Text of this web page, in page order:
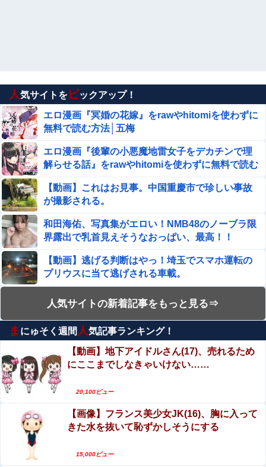
∀ﾟ)━!!!!
フリマ民「あと500円値下げ出来ませんか」ワイ「ほ～い
購入ｗ」
キャッシュレス派の人が現金のみの店に文句言ってるのっ
てどう思う？他
ジャングリア沖縄「3万円です」←ディズニー超えの強気
価格ｗｗｗ
【ウマ娘】ウマ娘とウマドッグの大きさのイメージ
【速報】北海道江別大学生殺人事件、主犯格の川口被告
(19)に無期懲役の判決←これ、妥当だと思う？？？？？？
【悲報】ワイ、軽貨物ドライバーという職業を知ってしま
う・・・・・・・・・他
【閲覧注意】村に降りてきた熊、2人を殺すも、怒り狂う
100人の村人に囲まれこうなる…（動画あり）
【画像】咲-saki-作者、ようやく『奇乳』に気付くｗｗｗ
ｗ
ジャンポケ斎藤と代理人のやりとり、「地獄すぎて完全に
コントになってる……」と衝撃を受ける人が続出中
コメ高値掴みの損切り加速ｗｗｗｗｗｗｗｗｗ
人気サイトを ピックアップ！
エロ漫画『冥婚の花嫁』をrawやhitomiを使わずに
無料で読む方法│五梅
エロ漫画『後輩の小悪魔地雷女子をデカチンで理
解らせる話』をrawやhitomiを使わずに無料で読む
【動画】これはお見事。中国重慶市で珍しい事故
が撮影される。
和田海佑、写真集がエロい！NMB48のノーブラ限
界露出で乳首見えそうなおっぱい、最高！！
【動画】逃げる判断はやっ！埼玉でスマホ運転の
プリウスに当て逃げされる車載。
妊婦・田中みな実さん、背中と横乳を大胆露出し
て公の場に出てしまうｗｗｗｗｗｗ
エロ漫画『冥婚の花嫁～無限快楽地獄～』をraw
やhitomiを使わずに無料で読む方法│五梅
【動画】ロシア軍のドローンをネット発射装置で
撃墜するウクライナ。
局、脱ぐしかないｗｗｗｗ
子高校生の画像、これ公開されちゃダメなやつだ
人気サイトの新着記事をもっと見る⇒
ま にゅそく週間 人気記事ランキング！
【動画】地下アイドルさん(17)、売れるため
にここまでしなきゃいけない……
20,100ビュー
【画像】フランス美少女JK(16)、胸に入って
きた水を抜いて恥ずかしそうにする
15,000ビュー